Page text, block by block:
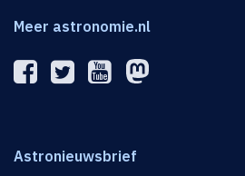
Meer astronomie.nl
Astronieuwsbrief